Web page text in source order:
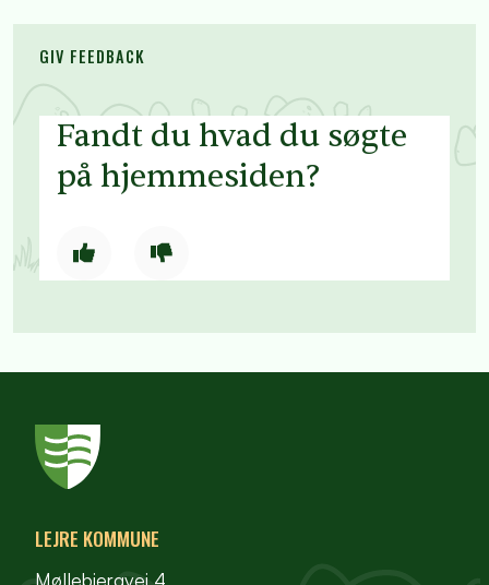
GIV FEEDBACK
Fandt du hvad du søgte
på hjemmesiden?
LEJRE KOMMUNE
Møllebjergvej 4